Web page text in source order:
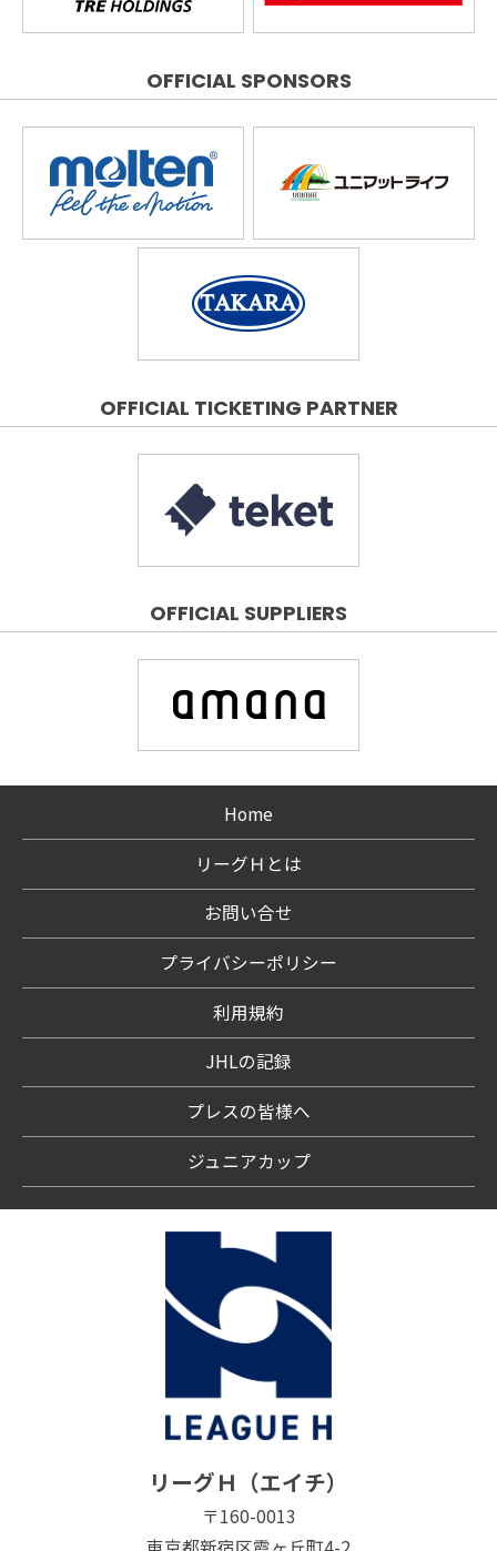
OFFICIAL SPONSORS
OFFICIAL TICKETING PARTNER
OFFICIAL SUPPLIERS
Home
リーグＨとは
お問い合せ
プライバシーポリシー
利用規約
JHLの記録
プレスの皆様へ
ジュニアカップ
リーグＨ（エイチ）
〒160-0013